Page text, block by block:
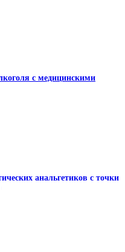
с медицинскими
анальгетиков с точки